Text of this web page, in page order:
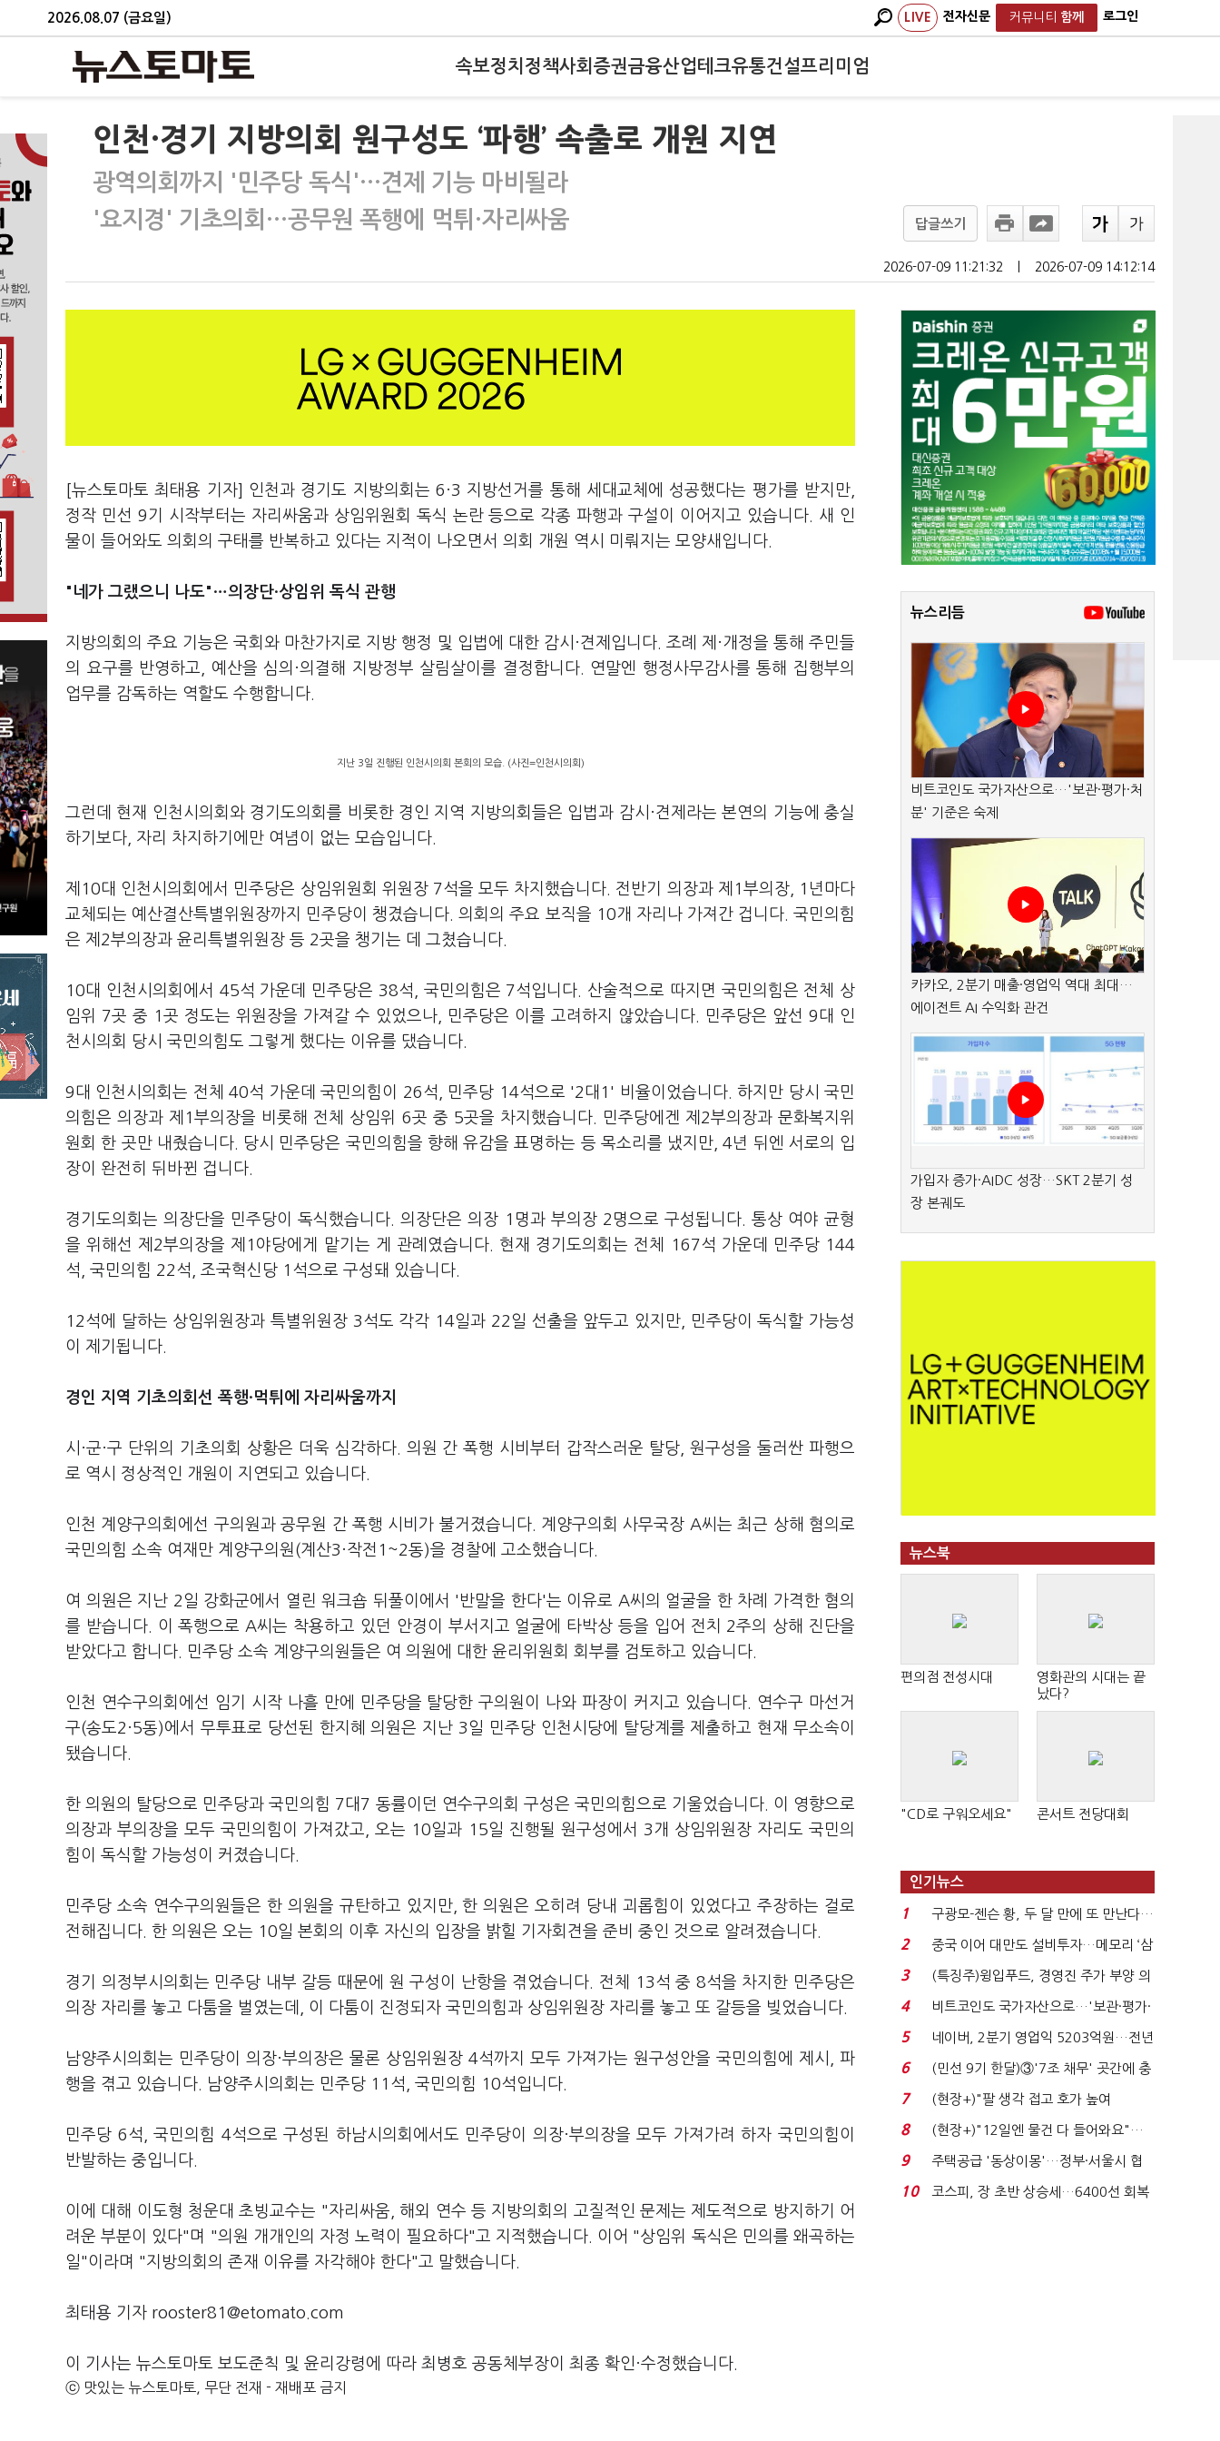
2026.08.07 (금요일) LIVE 전자신문 커뮤니티 함께 로그인
속보정치 정책사회 증권금융산업테크유통건설프리미엄
인천·경기 지방의회 원구성도 ‘파행’ 속출로 개원 지연
광역의회까지 '민주당 독식'…견제 기능 마비될라
'요지경' 기초의회…공무원 폭행에 먹튀·자리싸움
답글쓰기
2026-07-09 11:21:32 2026-07-09 14:12:14
[뉴스토마토 최태용 기자] 인천과 경기도 지방의회는 6·3 지방선거를 통해 세대교체에 성공했다는 평가를 받지만,
정작 민선 9기 시작부터는 자리싸움과 상임위원회 독식 논란 등으로 각종 파행과 구설이 이어지고 있습니다. 새 인
물이 들어와도 의회의 구태를 반복하고 있다는 지적이 나오면서 의회 개원 역시 미뤄지는 모양새입니다.
"네가 그랬으니 나도"…의장단·상임위 독식 관행
지방의회의 주요 기능은 국회와 마찬가지로 지방 행정 및 입법에 대한 감시·견제입니다. 조례 제·개정을 통해 주민들
의 요구를 반영하고, 예산을 심의·의결해 지방정부 살림살이를 결정합니다. 연말엔 행정사무감사를 통해 집행부의
업무를 감독하는 역할도 수행합니다.
지난 3일 진행된 인천시의회 본회의 모습. (사진=인천시의회)
그런데 현재 인천시의회와 경기도의회를 비롯한 경인 지역 지방의회들은 입법과 감시·견제라는 본연의 기능에 충실
하기보다, 자리 차지하기에만 여념이 없는 모습입니다.
제10대 인천시의회에서 민주당은 상임위원회 위원장 7석을 모두 차지했습니다. 전반기 의장과 제1부의장, 1년마다
교체되는 예산결산특별위원장까지 민주당이 챙겼습니다. 의회의 주요 보직을 10개 자리나 가져간 겁니다. 국민의힘
은 제2부의장과 윤리특별위원장 등 2곳을 챙기는 데 그쳤습니다.
10대 인천시의회에서 45석 가운데 민주당은 38석, 국민의힘은 7석입니다. 산술적으로 따지면 국민의힘은 전체 상
임위 7곳 중 1곳 정도는 위원장을 가져갈 수 있었으나, 민주당은 이를 고려하지 않았습니다. 민주당은 앞선 9대 인
천시의회 당시 국민의힘도 그렇게 했다는 이유를 댔습니다.
9대 인천시의회는 전체 40석 가운데 국민의힘이 26석, 민주당 14석으로 '2대1' 비율이었습니다. 하지만 당시 국민
의힘은 의장과 제1부의장을 비롯해 전체 상임위 6곳 중 5곳을 차지했습니다. 민주당에겐 제2부의장과 문화복지위
원회 한 곳만 내줬습니다. 당시 민주당은 국민의힘을 향해 유감을 표명하는 등 목소리를 냈지만, 4년 뒤엔 서로의 입
장이 완전히 뒤바뀐 겁니다.
경기도의회는 의장단을 민주당이 독식했습니다. 의장단은 의장 1명과 부의장 2명으로 구성됩니다. 통상 여야 균형
을 위해선 제2부의장을 제1야당에게 맡기는 게 관례였습니다. 현재 경기도의회는 전체 167석 가운데 민주당 144
석, 국민의힘 22석, 조국혁신당 1석으로 구성돼 있습니다.
12석에 달하는 상임위원장과 특별위원장 3석도 각각 14일과 22일 선출을 앞두고 있지만, 민주당이 독식할 가능성
이 제기됩니다.
경인 지역 기초의회선 폭행·먹튀에 자리싸움까지
시·군·구 단위의 기초의회 상황은 더욱 심각하다. 의원 간 폭행 시비부터 갑작스러운 탈당, 원구성을 둘러싼 파행으
로 역시 정상적인 개원이 지연되고 있습니다.
인천 계양구의회에선 구의원과 공무원 간 폭행 시비가 불거졌습니다. 계양구의회 사무국장 A씨는 최근 상해 혐의로
국민의힘 소속 여재만 계양구의원(계산3·작전1~2동)을 경찰에 고소했습니다.
여 의원은 지난 2일 강화군에서 열린 워크숍 뒤풀이에서 '반말을 한다'는 이유로 A씨의 얼굴을 한 차례 가격한 혐의
를 받습니다. 이 폭행으로 A씨는 착용하고 있던 안경이 부서지고 얼굴에 타박상 등을 입어 전치 2주의 상해 진단을
받았다고 합니다. 민주당 소속 계양구의원들은 여 의원에 대한 윤리위원회 회부를 검토하고 있습니다.
인천 연수구의회에선 임기 시작 나흘 만에 민주당을 탈당한 구의원이 나와 파장이 커지고 있습니다. 연수구 마선거
구(송도2·5동)에서 무투표로 당선된 한지혜 의원은 지난 3일 민주당 인천시당에 탈당계를 제출하고 현재 무소속이
됐습니다.
한 의원의 탈당으로 민주당과 국민의힘 7대7 동률이던 연수구의회 구성은 국민의힘으로 기울었습니다. 이 영향으로
의장과 부의장을 모두 국민의힘이 가져갔고, 오는 10일과 15일 진행될 원구성에서 3개 상임위원장 자리도 국민의
힘이 독식할 가능성이 커졌습니다.
민주당 소속 연수구의원들은 한 의원을 규탄하고 있지만, 한 의원은 오히려 당내 괴롭힘이 있었다고 주장하는 걸로
전해집니다. 한 의원은 오는 10일 본회의 이후 자신의 입장을 밝힐 기자회견을 준비 중인 것으로 알려졌습니다.
경기 의정부시의회는 민주당 내부 갈등 때문에 원 구성이 난항을 겪었습니다. 전체 13석 중 8석을 차지한 민주당은
의장 자리를 놓고 다툼을 벌였는데, 이 다툼이 진정되자 국민의힘과 상임위원장 자리를 놓고 또 갈등을 빚었습니다.
남양주시의회는 민주당이 의장·부의장은 물론 상임위원장 4석까지 모두 가져가는 원구성안을 국민의힘에 제시, 파
행을 겪고 있습니다. 남양주시의회는 민주당 11석, 국민의힘 10석입니다.
민주당 6석, 국민의힘 4석으로 구성된 하남시의회에서도 민주당이 의장·부의장을 모두 가져가려 하자 국민의힘이
반발하는 중입니다.
이에 대해 이도형 청운대 초빙교수는 "자리싸움, 해외 연수 등 지방의회의 고질적인 문제는 제도적으로 방지하기 어
려운 부분이 있다"며 "의원 개개인의 자정 노력이 필요하다"고 지적했습니다. 이어 "상임위 독식은 민의를 왜곡하는
일"이라며 "지방의회의 존재 이유를 자각해야 한다"고 말했습니다.
최태용 기자 rooster81@etomato.com
이 기사는 뉴스토마토 보도준칙 및 윤리강령에 따라 최병호 공동체부장이 최종 확인·수정했습니다.
ⓒ 맛있는 뉴스토마토, 무단 전재 - 재배포 금지
뉴스리듬
비트코인도 국가자산으로…'보관·평가·처
분' 기준은 숙제
카카오, 2분기 매출·영업익 역대 최대…
에이전트 AI 수익화 관건
가입자 증가·AIDC 성장…SKT 2분기 성
장 본궤도
뉴스북
편의점 전성시대
영화관의 시대는 끝
났다?
"CD로 구워오세요" 콘서트 전당대회
인기뉴스
1
구광모-젠슨 황, 두 달 만에 또 만난다…
로봇·AI 등 논...
2
중국 이어 대만도 설비투자…메모리 ‘삼
국전쟁’
3
(특징주)윙입푸드, 경영진 주가 부양 의
지에 상한가...
4
비트코인도 국가자산으로…'보관·평가·
처분' 기준은 ...
5
네이버, 2분기 영업익 5203억원…전년
비 0.2% 감소...
6
(민선 9기 한달)③'7조 채무' 곳간에 충
격…추미애, 20년...
7
(현장+)"팔 생각 접고 호가 높여
요"…'덜 똘똘한 한 채' 20...
8
(현장+)"12일엔 물건 다 들어와요"…
빈 매대 채우며 문 연 ...
9
주택공급 '동상이몽'…정부·서울시 협
력 없으면 '공수표'...
10
코스피, 장 초반 상승세…6400선 회복